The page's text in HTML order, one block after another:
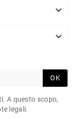


OK
A questo scopo,
legali.